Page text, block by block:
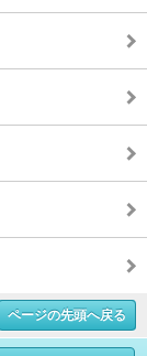
ページの先頭へ戻る